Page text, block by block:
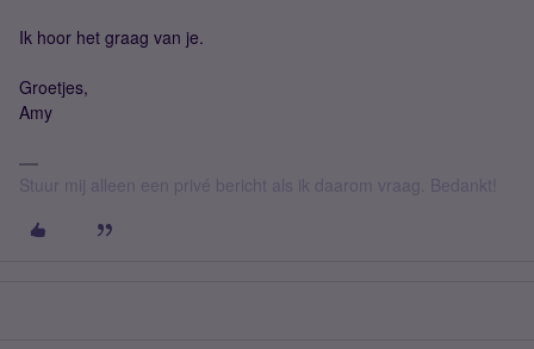
Ik hoor het graag van je.
Groetjes,
Amy
Stuur mij alleen een privé bericht als ik daarom vraag. Bedankt!